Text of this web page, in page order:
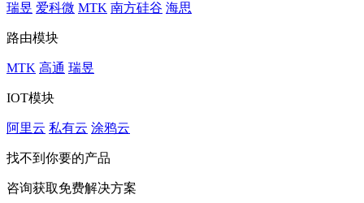
瑞昱 爱科微 MTK 南方硅谷 海思
路由模块
MTK 高通 瑞昱
IOT模块
阿里云 私有云 涂鸦云
找不到你要的产品
咨询获取免费解决方案